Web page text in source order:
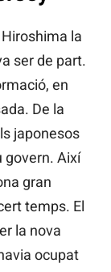
la
ser de part.
en
De la
japonesos
govern. Així
gran
temps. El
la nova
ocupat